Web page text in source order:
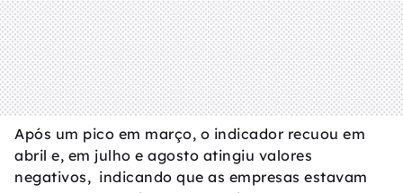
Após um pico em março, o indicador recuou em
abril e, em julho e agosto atingiu valores
negativos, indicando que as empresas estavam